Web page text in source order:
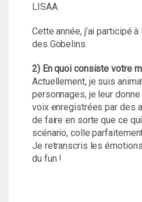
LISAA.
Cette année, j’ai participé
des Gobelins.
2) En quoi consiste votre
Actuellement, je suis
personnages, je leur
voix enregistrées par des
de faire en sorte que ce
scénario, colle
Je retranscris les
du fun !